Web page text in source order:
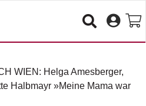
WIEN: Helga Amesberger,
Halbmayr »Meine Mama war